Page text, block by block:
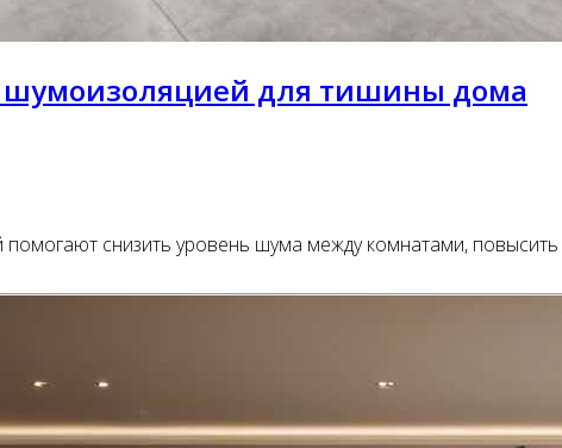
для тишины дома
снизить уровень шума между комнатами,